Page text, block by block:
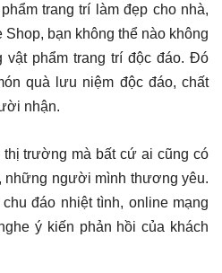
trang trí làm đẹp cho nhà,
bạn không thể nào không
vật phẩm trang trí độc đáo. Đó
quà lưu niệm độc đáo, chất
nhận.
trường mà bất cứ ai cũng có
những người mình thương yêu.
đáo nhiệt tình, online mạng
ý kiến phản hồi của khách